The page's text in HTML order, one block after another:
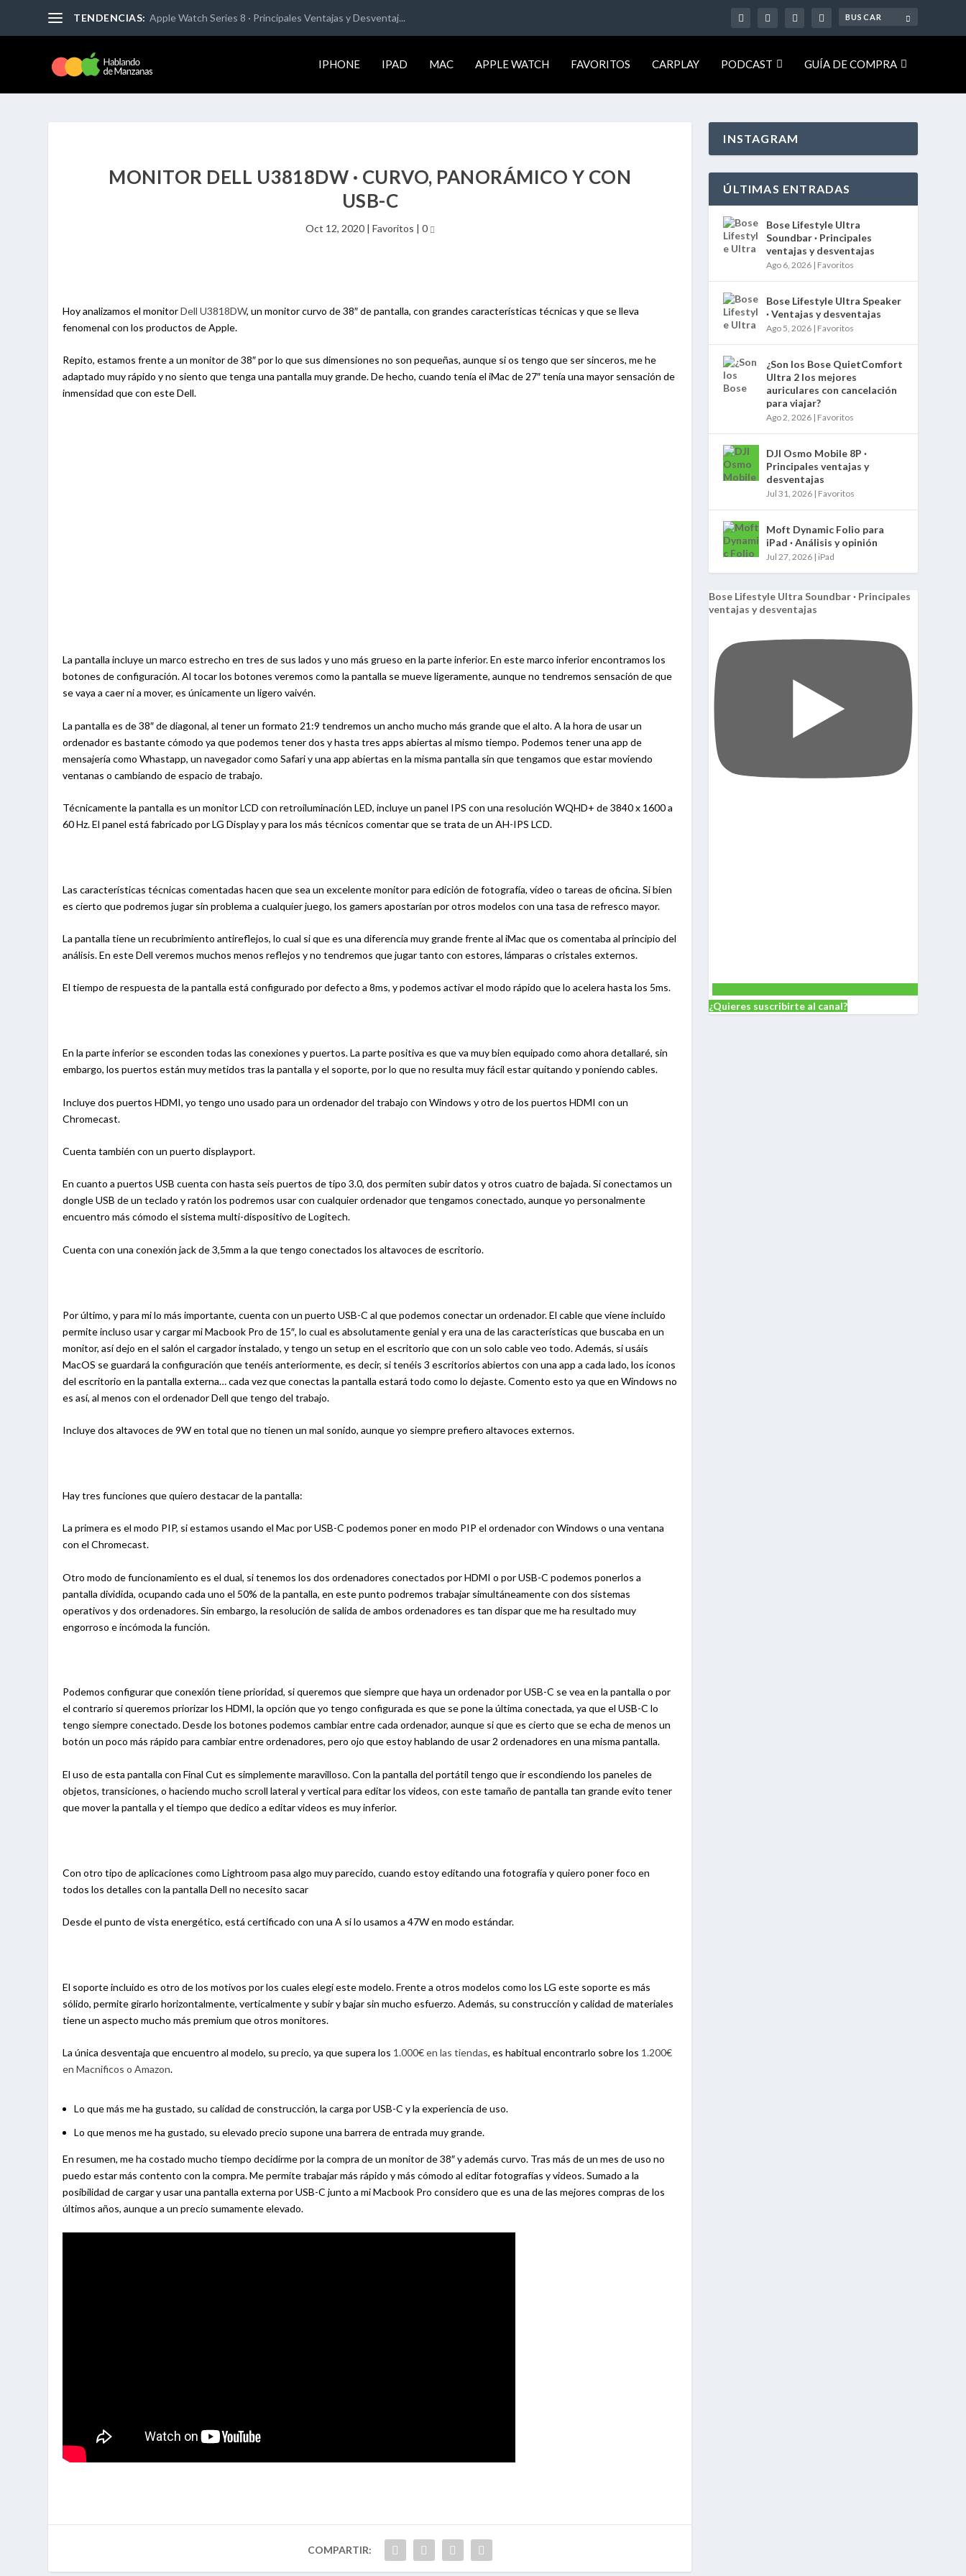
TENDENCIAS: Apple Watch Series 8 · Principales Ventajas y Desventaj...
IPHONE IPAD MAC APPLE WATCH FAVORITOS CARPLAY PODCAST GUÍA DE COMPRA
MONITOR DELL U3818DW · CURVO, PANORÁMICO Y CON
USB-C
Oct 12, 2020| Favoritos | 0
Hoy analizamos el monitorDell U3818DW, un monitor curvo de 38″ de pantalla, con grandes características técnicas y que se lleva
fenomenal con los productos de Apple.
Repito, estamos frente a un monitor de 38″ por lo que sus dimensiones no son pequeñas, aunque si os tengo que ser sinceros, me he
adaptado muy rápido y no siento que tenga una pantalla muy grande. De hecho, cuando tenía el iMac de 27″ tenía una mayor sensación de
inmensidad que con este Dell.
La pantalla incluye un marco estrecho en tres de sus lados y uno más grueso en la parte inferior. En este marco inferior encontramos los
botones de configuración. Al tocar los botones veremos como la pantalla se mueve ligeramente, aunque no tendremos sensación de que
se vaya a caer ni a mover, es únicamente un ligero vaivén.
La pantalla es de 38″ de diagonal, al tener un formato 21:9 tendremos un ancho mucho más grande que el alto. A la hora de usar un
ordenador es bastante cómodo ya que podemos tener dos y hasta tres apps abiertas al mismo tiempo. Podemos tener una app de
mensajería como Whastapp, un navegador como Safari y una app abiertas en la misma pantalla sin que tengamos que estar moviendo
ventanas o cambiando de espacio de trabajo.
Técnicamente la pantalla es un monitor LCD con retroiluminación LED, incluye un panel IPS con una resolución WQHD+ de 3840 x 1600 a
60 Hz. El panel está fabricado por LG Display y para los más técnicos comentar que se trata de un AH-IPS LCD.
Las características técnicas comentadas hacen que sea un excelente monitor para edición de fotografía, vídeo o tareas de oficina. Si bien
es cierto que podremos jugar sin problema a cualquier juego, los gamers apostarían por otros modelos con una tasa de refresco mayor.
La pantalla tiene un recubrimiento antireflejos, lo cual si que es una diferencia muy grande frente al iMac que os comentaba al principio del
análisis. En este Dell veremos muchos menos reflejos y no tendremos que jugar tanto con estores, lámparas o cristales externos.
El tiempo de respuesta de la pantalla está configurado por defecto a 8ms, y podemos activar el modo rápido que lo acelera hasta los 5ms.
En la parte inferior se esconden todas las conexiones y puertos. La parte positiva es que va muy bien equipado como ahora detallaré, sin
embargo, los puertos están muy metidos tras la pantalla y el soporte, por lo que no resulta muy fácil estar quitando y poniendo cables.
Incluye dos puertos HDMI, yo tengo uno usado para un ordenador del trabajo con Windows y otro de los puertos HDMI con un
Chromecast.
Cuenta también con un puerto displayport.
En cuanto a puertos USB cuenta con hasta seis puertos de tipo 3.0, dos permiten subir datos y otros cuatro de bajada. Si conectamos un
dongle USB de un teclado y ratón los podremos usar con cualquier ordenador que tengamos conectado, aunque yo personalmente
encuentro más cómodo el sistema multi-dispositivo de Logitech.
Cuenta con una conexión jack de 3,5mm a la que tengo conectados los altavoces de escritorio.
Por último, y para mi lo más importante, cuenta con un puerto USB-C al que podemos conectar un ordenador. El cable que viene incluido
permite incluso usar y cargar mi Macbook Pro de 15″, lo cual es absolutamente genial y era una de las características que buscaba en un
monitor, así dejo en el salón el cargador instalado, y tengo un setup en el escritorio que con un solo cable veo todo. Además, si usáis
MacOS se guardará la configuración que tenéis anteriormente, es decir, si tenéis 3 escritorios abiertos con una app a cada lado, los iconos
del escritorio en la pantalla externa… cada vez que conectas la pantalla estará todo como lo dejaste. Comento esto ya que en Windows no
es así, al menos con el ordenador Dell que tengo del trabajo.
Incluye dos altavoces de 9W en total que no tienen un mal sonido, aunque yo siempre prefiero altavoces externos.
Hay tres funciones que quiero destacar de la pantalla:
La primera es el modo PIP, si estamos usando el Mac por USB-C podemos poner en modo PIP el ordenador con Windows o una ventana
con el Chromecast.
Otro modo de funcionamiento es el dual, si tenemos los dos ordenadores conectados por HDMI o por USB-C podemos ponerlos a
pantalla dividida, ocupando cada uno el 50% de la pantalla, en este punto podremos trabajar simultáneamente con dos sistemas
operativos y dos ordenadores. Sin embargo, la resolución de salida de ambos ordenadores es tan dispar que me ha resultado muy
engorroso e incómoda la función.
Podemos configurar que conexión tiene prioridad, si queremos que siempre que haya un ordenador por USB-C se vea en la pantalla o por
el contrario si queremos priorizar los HDMI, la opción que yo tengo configurada es que se pone la última conectada, ya que el USB-C lo
tengo siempre conectado. Desde los botones podemos cambiar entre cada ordenador, aunque si que es cierto que se echa de menos un
botón un poco más rápido para cambiar entre ordenadores, pero ojo que estoy hablando de usar 2 ordenadores en una misma pantalla.
El uso de esta pantalla con Final Cut es simplemente maravilloso. Con la pantalla del portátil tengo que ir escondiendo los paneles de
objetos, transiciones, o haciendo mucho scroll lateral y vertical para editar los videos, con este tamaño de pantalla tan grande evito tener
que mover la pantalla y el tiempo que dedico a editar videos es muy inferior.
Con otro tipo de aplicaciones como Lightroom pasa algo muy parecido, cuando estoy editando una fotografía y quiero poner foco en
todos los detalles con la pantalla Dell no necesito sacar
Desde el punto de vista energético, está certificado con una A si lo usamos a 47W en modo estándar.
El soporte incluido es otro de los motivos por los cuales elegí este modelo. Frente a otros modelos como los LG este soporte es más
sólido, permite girarlo horizontalmente, verticalmente y subir y bajar sin mucho esfuerzo. Además, su construcción y calidad de materiales
tiene un aspecto mucho más premium que otros monitores.
La única desventaja que encuentro al modelo, su precio, ya que supera los 1.000€ en las tiendas, es habitual encontrarlo sobre los 1.200€
en Macnificos o Amazon.
Lo que más me ha gustado, su calidad de construcción, la carga por USB-C y la experiencia de uso.
Lo que menos me ha gustado, su elevado precio supone una barrera de entrada muy grande.
En resumen, me ha costado mucho tiempo decidirme por la compra de un monitor de 38″ y además curvo. Tras más de un mes de uso no
puedo estar más contento con la compra. Me permite trabajar más rápido y más cómodo al editar fotografías y videos. Sumado a la
posibilidad de cargar y usar una pantalla externa por USB-C junto a mi Macbook Pro considero que es una de las mejores compras de los
últimos años, aunque a un precio sumamente elevado.
INSTAGRAM
ÚLTIMAS ENTRADAS
Bose Lifestyle Ultra
Soundbar · Principales
ventajas y desventajas
Ago 6, 2026 | Favoritos
Bose Lifestyle Ultra Speaker
· Ventajas y desventajas
Ago 5, 2026 | Favoritos
¿Son los Bose QuietComfort
Ultra 2 los mejores
auriculares con cancelación
para viajar?
Ago 2, 2026 | Favoritos
DJI Osmo Mobile 8P ·
Principales ventajas y
desventajas
Jul 31, 2026 | Favoritos
Moft Dynamic Folio para
iPad · Análisis y opinión
Jul 27, 2026 | iPad
Bose Lifestyle Ultra Soundbar · Principales
ventajas y desventajas
¿Quieres suscribirte al canal?